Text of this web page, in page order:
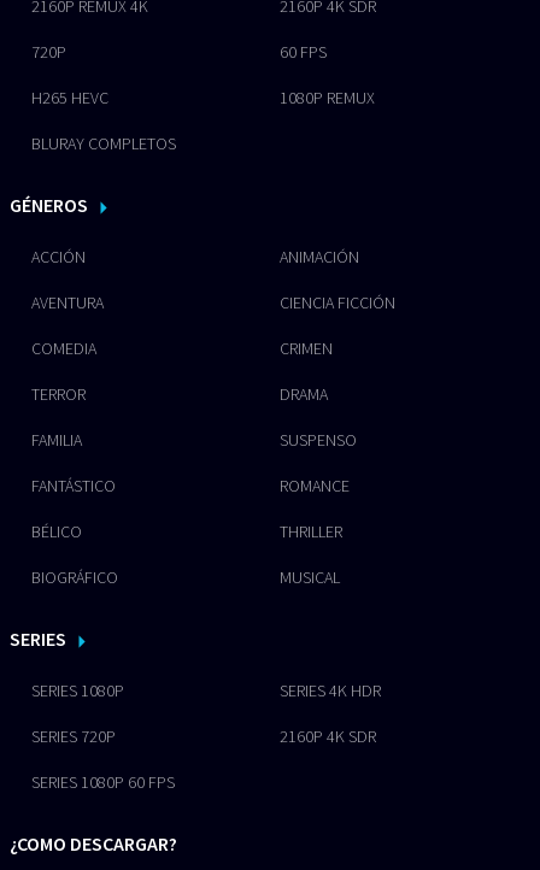
2160P REMUX 4K 2160P 4K SDR
720P 60 FPS
H265 HEVC 1080P REMUX
BLURAY COMPLETOS
GÉNEROS
ACCIÓN ANIMACIÓN
AVENTURA CIENCIA FICCIÓN
COMEDIA CRIMEN
TERROR DRAMA
FAMILIA SUSPENSO
FANTÁSTICO ROMANCE
BÉLICO THRILLER
BIOGRÁFICO MUSICAL
SERIES
SERIES 1080P SERIES 4K HDR
SERIES 720P 2160P 4K SDR
SERIES 1080P 60 FPS
¿COMO DESCARGAR?